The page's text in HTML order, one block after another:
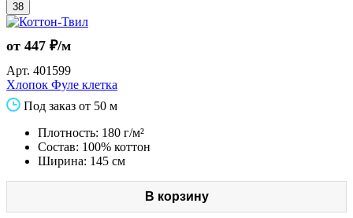
38
от 447 ₽/м
Арт. 401599
Хлопок Фуле клетка
Под заказ от 50 м
Плотность: 180 г/м²
Состав: 100% коттон
Ширина: 145 см
В корзину